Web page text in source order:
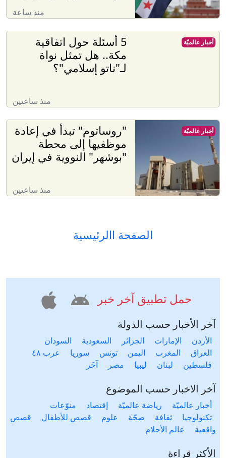
منذ ساعة
5 أسئلة حول اتفاقية
مكة.. هل تمثل نواة
لـ"ناتو إسلامي"؟
منذ ساعتين
أخبار عالميّة
"روساتوم" تبدأ في إعادة
موظفيها إلى محطة
"بوشهر" النووية في إيران
منذ ساعتين
أخبار عالميّة
الصفحة االرئيسية
حمل تطبيق آخر خبر
آخر الأخبار حسب الدولة
الأردن الإمارات الجزائر السعودية
السودان
العراق
المغرب اليمن تونس سوريا
عرب ٤٨
فلسطين
لبنان ليبيا مصر آخَر
آخر الاخبار حسب الموضوع
أخبار عالميّة رياضة عالميّة إقتصاد
منوّعات
تكنولوجيا
ثقافة صحّة علوم قصص للأطفال
قصص
واقعية
عالم الأحلام
الأكثر قراءة